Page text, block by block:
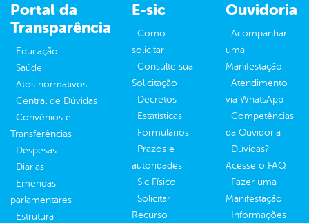
Portal da
Transparência
Educação
Saúde
Atos normativos
Central de Dúvidas
Convênios e
Transferências
Despesas
Diárias
Emendas
parlamentares
Estrutura
E-sic
Como
solicitar
Consulte sua
Solicitação
Decretos
Estatísticas
Formulários
Prazos e
autoridades
Sic Físico
Solicitar
Recurso
Ouvidoria
Acompanhar
uma
Manifestação
Atendimento
via WhatsApp
Competências
da Ouvidoria
Dúvidas?
Acesse o FAQ
Fazer uma
Manifestação
Informações